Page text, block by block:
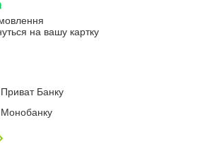
на вашу картку
Банку